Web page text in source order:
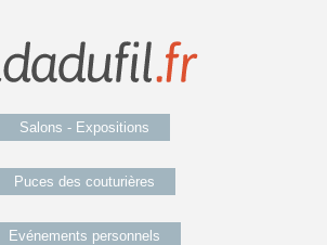
Salons - Expositions
Puces des couturières
Evénements personnels